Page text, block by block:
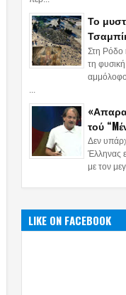
Το
Στη Ρόδο
τη
τού
Δεν
Έλληνας
με τον
LIKE ON FACEBOOK